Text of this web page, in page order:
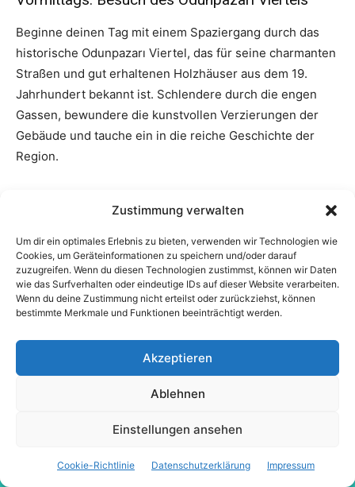
Zustimmung verwalten
Um dir ein optimales Erlebnis zu bieten, verwenden wir Technologien wie
Cookies, um Geräteinformationen zu speichern und/oder darauf
zuzugreifen. Wenn du diesen Technologien zustimmst, können wir Daten
wie das Surfverhalten oder eindeutige IDs auf dieser Website verarbeiten.
Wenn du deine Zustimmung nicht erteilst oder zurückziehst, können
bestimmte Merkmale und Funktionen beeinträchtigt werden.
Akzeptieren
Ablehnen
Einstellungen ansehen
Cookie-Richtlinie Datenschutzerklärung Impressum